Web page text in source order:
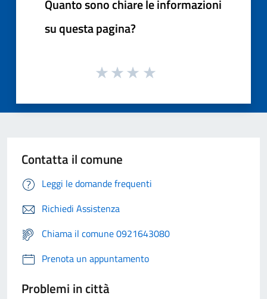
Quanto sono chiare le informazioni
su questa pagina?
Contatta il comune
Leggi le domande frequenti
Richiedi Assistenza
Chiama il comune 0921643080
Prenota un appuntamento
Problemi in città